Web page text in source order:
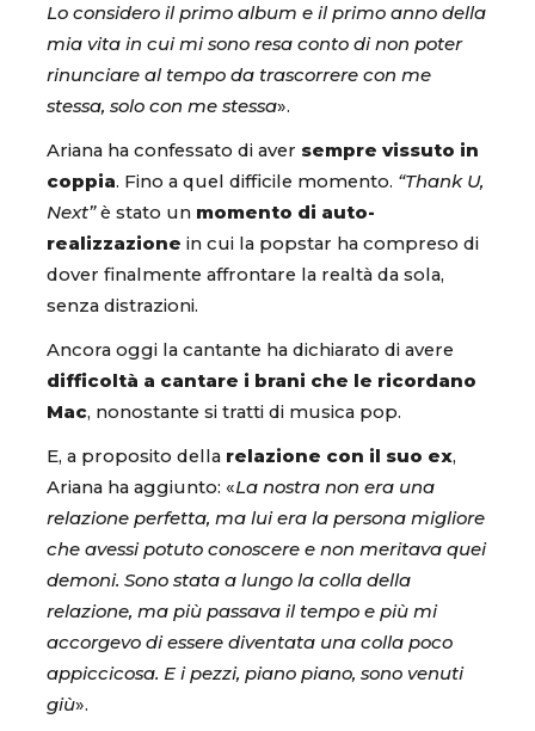
Lo considero il primo album e il primo anno della
mia vita in cui mi sono resa conto di non poter
rinunciare al tempo da trascorrere con me
stessa, solo con me stessa».
Ariana ha confessato di aver sempre vissuto in
coppia. Fino a quel difficile momento. “Thank U,
Next”è stato un momento di auto-
realizzazione in cui la popstar ha compreso di
dover finalmente affrontare la realtà da sola,
senza distrazioni.
Ancora oggi la cantante ha dichiarato di avere
difficoltà a cantare i brani che le ricordano
Mac, nonostante si tratti di musica pop.
E, a proposito della relazione con il suo ex,
Ariana ha aggiunto: «La nostra non era una
relazione perfetta, ma lui era la persona migliore
che avessi potuto conoscere e non meritava quei
demoni. Sono stata a lungo la colla della
relazione, ma più passava il tempo e più mi
accorgevo di essere diventata una colla poco
appiccicosa. E i pezzi, piano piano, sono venuti
giù».